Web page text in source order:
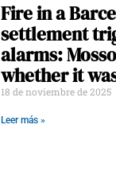
Fire in a
settlement
alarms:
whether it
18 de noviembre de 2025
Leer más »